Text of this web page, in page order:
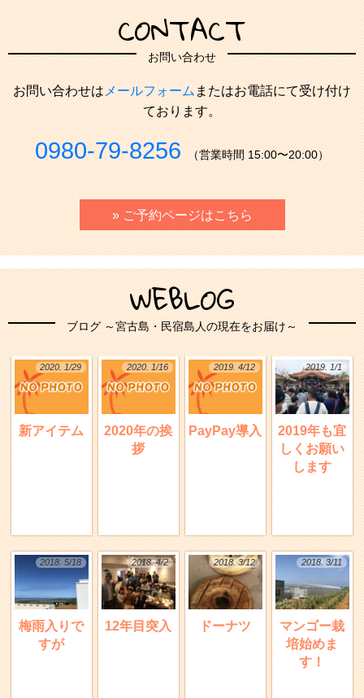
CONTACT
お問い合わせ
お問い合わせはメールフォームまたはお電話にて受け付け
ております。
0980-79-8256 （営業時間 15:00〜20:00）
» ご予約ページはこちら
WEBLOG
ブログ ～宮古島・民宿島人の現在をお届け～
2020. 1/29
新アイテム
2020. 1/16
2020年の挨
拶
2019. 4/12
PayPay導入
2019. 1/1
2019年も宜
しくお願い
します
2018. 5/18
梅雨入りで
すが
2018. 4/2
12年目突入
2018. 3/12
ドーナツ
2018. 3/11
マンゴー栽
培始めま
す！